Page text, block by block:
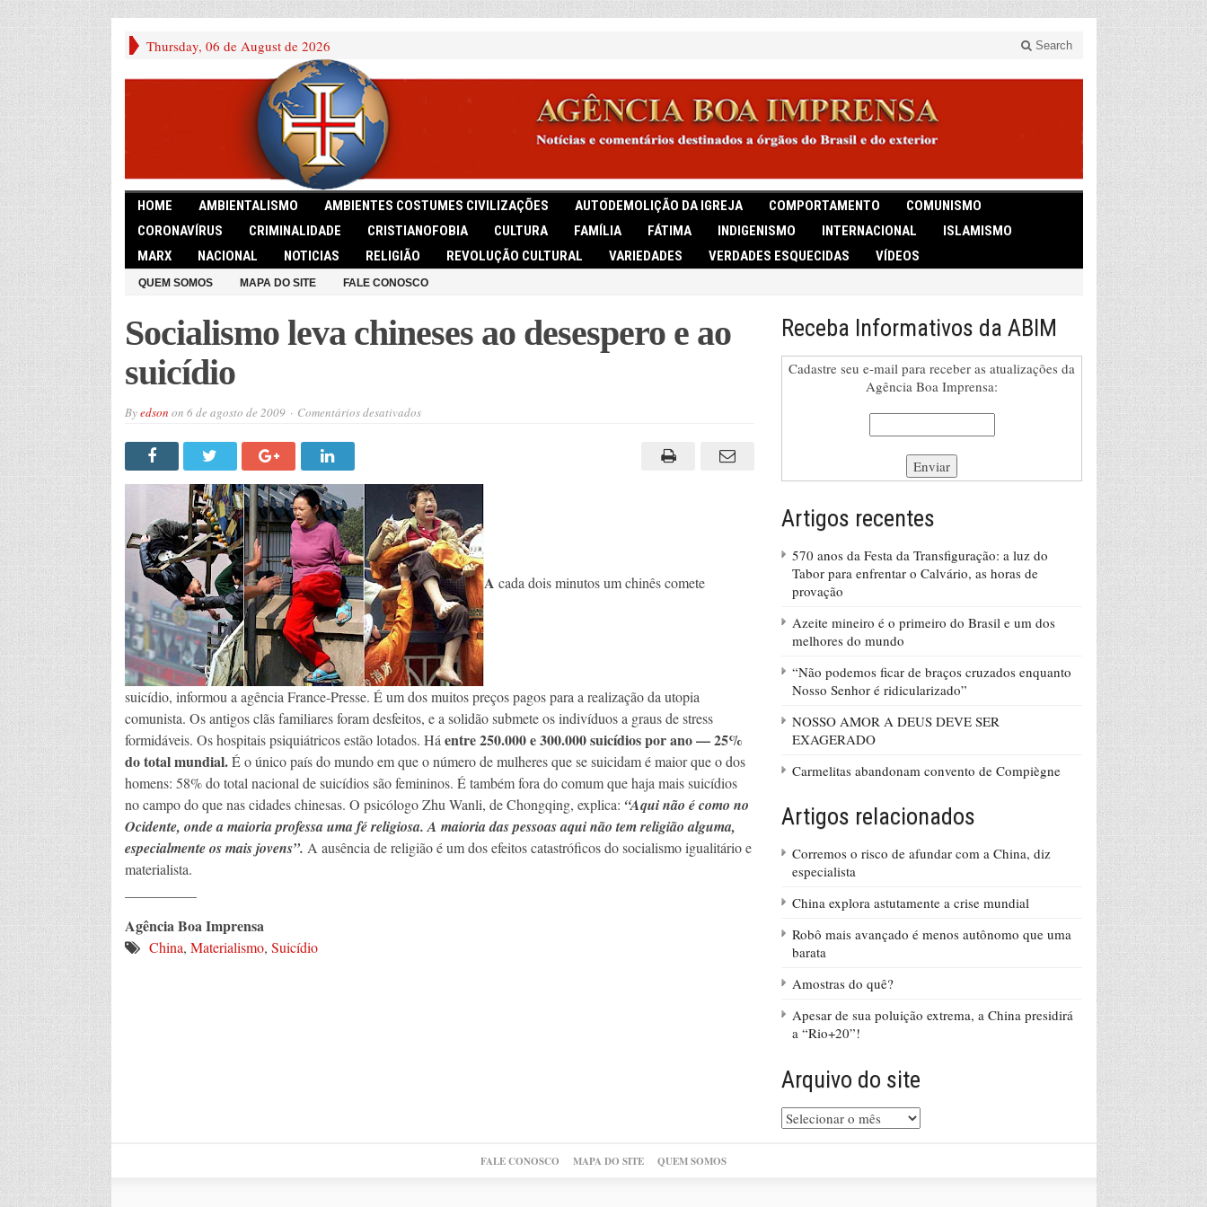
Thursday, 06 de August de 2026 Search
HOME AMBIENTALISMO AMBIENTES COSTUMES CIVILIZAÇÕES AUTODEMOLIÇÃO DA IGREJA COMPORTAMENTO
COMUNISMO
CORONAVÍRUS
CRIMINALIDADE CRISTIANOFOBIA CULTURA FAMÍLIA FÁTIMA INDIGENISMO INTERNACIONAL
ISLAMISMO
MARX
NACIONAL NOTICIAS RELIGIÃO REVOLUÇÃO CULTURAL VARIEDADES VERDADES ESQUECIDAS VÍDEOS
QUEM SOMOS MAPA DO SITE FALE CONOSCO
Socialismo leva chineses ao desespero e ao
suicídio
Byedson on 6 de agosto de 2009 Comentários desativadosem
e
ao
suicídio
A cada dois minutos um chinês comete
suicídio, informou a agência France-Presse. É um dos muitos preços pagos para a realização da utopia
comunista. Os antigos clãs familiares foram desfeitos, e a solidão submete os indivíduos a graus de stress
formidáveis. Os hospitais psiquiátricos estão lotados. Há entre 250.000 e 300.000 suicídios por ano — 25%
do total mundial.É o único país do mundo em que o número de mulheres que se suicidam é maior que o dos
homens: 58% do total nacional de suicídios são femininos. É também fora do comum que haja mais suicídios
no campo do que nas cidades chinesas. O psicólogo Zhu Wanli, de Chongqing, explica: “Aqui não é como no
Ocidente, onde a maioria professa uma fé religiosa. A maioria das pessoas aqui não tem religião alguma,
especialmente os mais jovens”. A ausência de religião é um dos efeitos catastróficos do socialismo igualitário e
materialista.
Agência Boa Imprensa
China, Materialismo, Suicídio
Receba Informativos da ABIM
Cadastre seu e-mail para receber as atualizações da
Agência Boa Imprensa:
Artigos recentes
570 anos da Festa da Transfiguração: a luz do
Tabor para enfrentar o Calvário, as horas de
provação
Azeite mineiro é o primeiro do Brasil e um dos
melhores do mundo
“Não podemos ficar de braços cruzados enquanto
Nosso Senhor é ridicularizado”
NOSSO AMOR A DEUS DEVE SER
EXAGERADO
Carmelitas abandonam convento de Compiègne
Artigos relacionados
Corremos o risco de afundar com a China, diz
especialista
China explora astutamente a crise mundial
Robô mais avançado é menos autônomo que uma
barata
Amostras do quê?
Apesar de sua poluição extrema, a China presidirá
a “Rio+20”!
Arquivo do site
Arquivo
do
FALE CONOSCO MAPA DO SITE QUEM SOMOS